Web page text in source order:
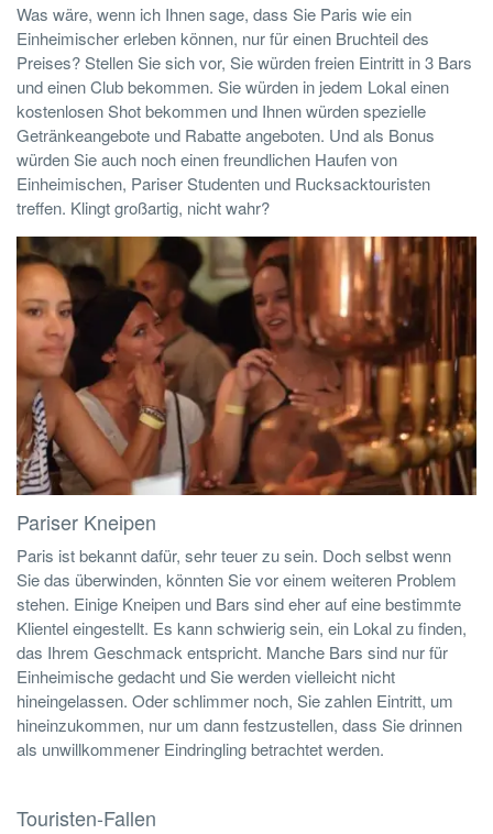
Was wäre, wenn ich Ihnen sage, dass Sie Paris wie ein
Einheimischer erleben können, nur für einen Bruchteil des
Preises? Stellen Sie sich vor, Sie würden freien Eintritt in 3 Bars
und einen Club bekommen. Sie würden in jedem Lokal einen
kostenlosen Shot bekommen und Ihnen würden spezielle
Getränkeangebote und Rabatte angeboten. Und als Bonus
würden Sie auch noch einen freundlichen Haufen von
Einheimischen, Pariser Studenten und Rucksacktouristen
treffen. Klingt großartig, nicht wahr?
Pariser Kneipen
Paris ist bekannt dafür, sehr teuer zu sein. Doch selbst wenn
Sie das überwinden, könnten Sie vor einem weiteren Problem
stehen. Einige Kneipen und Bars sind eher auf eine bestimmte
Klientel eingestellt. Es kann schwierig sein, ein Lokal zu finden,
das Ihrem Geschmack entspricht. Manche Bars sind nur für
Einheimische gedacht und Sie werden vielleicht nicht
hineingelassen. Oder schlimmer noch, Sie zahlen Eintritt, um
hineinzukommen, nur um dann festzustellen, dass Sie drinnen
als unwillkommener Eindringling betrachtet werden.
Touristen-Fallen